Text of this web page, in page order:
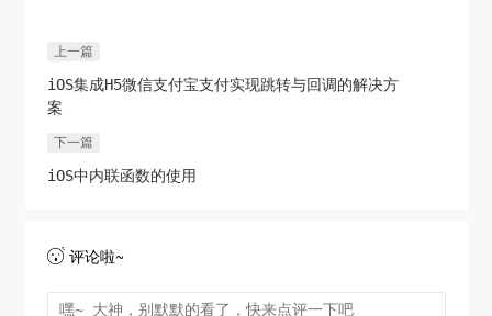
上一篇
iOS集成H5微信支付宝支付实现跳转与回调的解决方
案
下一篇
iOS中内联函数的使用
评论啦~